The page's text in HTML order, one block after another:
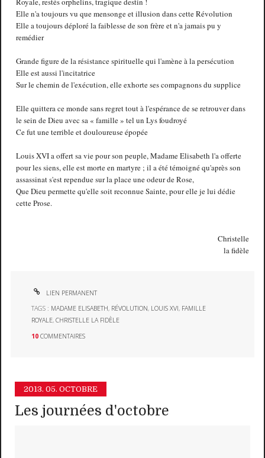
Elle n'a toujours vu que mensonge et illusion dans cette Révolution
Elle a toujours déploré la faiblesse de son frère et n'a jamais pu y
remédier
Grande figure de la résistance spirituelle qui l'amène à la persécution
Elle est aussi l'incitatrice
Sur le chemin de l'exécution, elle exhorte ses compagnons du supplice
Elle quittera ce monde sans regret tout à l'espérance de se retrouver dans
le sein de Dieu avec sa « famille » tel un Lys foudroyé
Ce fut une terrible et douloureuse épopée
Louis XVI a offert sa vie pour son peuple, Madame Elisabeth l'a offerte
pour les siens, elle est morte en martyre ; il a été témoigné qu'après son
assassinat s'est rependue sur la place une odeur de Rose,
Que Dieu permette qu'elle soit reconnue Sainte, pour elle je lui dédie
cette Prose.
Christelle
la fidèle
LIEN PERMANENT
TAGS : MADAME ELISABETH, RÉVOLUTION, LOUIS XVI, FAMILLE
ROYALE,CHRISTELLE LA FIDÈLE
10 COMMENTAIRES
2013. 05. OCTOBRE
Les journées d'octobre